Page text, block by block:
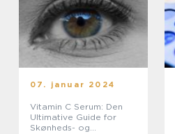
07. januar 2024
Vitamin C Serum: Den
Ultimative Guide for
Skønheds- og